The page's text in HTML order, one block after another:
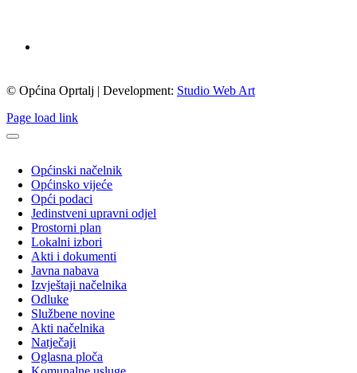
© Općina Oprtalj | Development: Studio Web Art
Page load link
Općinski načelnik
Općinsko vijeće
Opći podaci
Jedinstveni upravni odjel
Prostorni plan
Lokalni izbori
Akti i dokumenti
Javna nabava
Izvještaji načelnika
Odluke
Službene novine
Akti načelnika
Natječaji
Oglasna ploča